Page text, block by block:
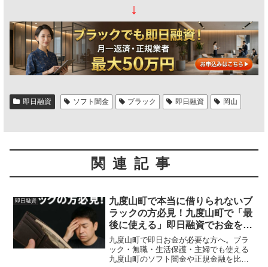
↓
即日融資 ソフト闇金 ブラック 即日融資 岡山
関連記事
即日融資
九度山町で本当に借りられないブ
ラックの方必見！九度山町で「最
後に使える」即日融資でお金を借
りる方法を紹介！
九度山町で即日お金が必要な方へ。ブラ
ック・無職・生活保護・主婦でも使える
九度山町のソフト闇金や正規金融を比